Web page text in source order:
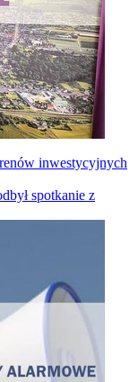
inwestycyjnych
spotkanie z